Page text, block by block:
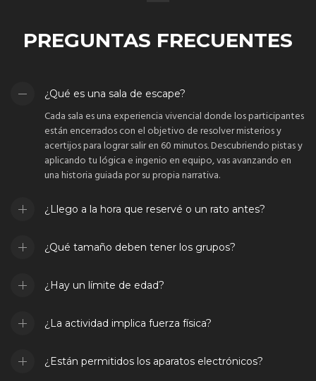
PREGUNTAS FRECUENTES
¿Qué es una sala de escape?
Cada sala es una experiencia vivencial donde los participantes
están encerrados con el objetivo de resolver misterios y
acertijos para lograr salir en 60 minutos. Descubriendo pistas y
aplicando tu lógica e ingenio en equipo, vas avanzando en
una historia guiada por su propia narrativa.
¿Llego a la hora que reservé o un rato antes?
¿Qué tamaño deben tener los grupos?
¿Hay un límite de edad?
¿La actividad implica fuerza física?
¿Están permitidos los aparatos electrónicos?